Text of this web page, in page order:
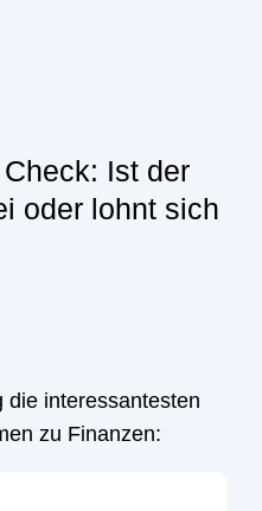
Ist der
oder lohnt sich
die interessantesten
zu Finanzen: